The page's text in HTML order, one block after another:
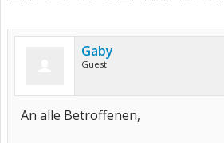
Gaby
Guest
An alle Betroffenen,